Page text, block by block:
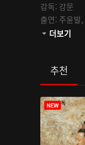
감독: 강문
출연: 주윤발,
관람등급:
더보기
추천